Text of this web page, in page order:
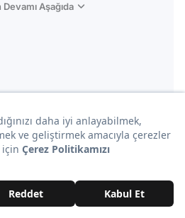
Aşağıda
ilk propaganda
"Halaskâran-ı İslâm"